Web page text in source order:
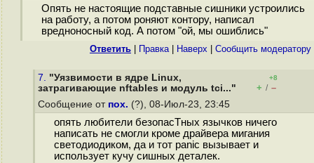
Опять не настоящие подставные сишники устроились
на работу, а потом роняют контору, написал
вредноносный код. А потом "ой, мы ошиблись"
Ответить Правка| Наверх Cообщить модератору
7. "Уязвимости в ядре Linux,
затрагивающие nftables и модуль tci..."
+8
+ / –
Сообщение от пох. (?), 08-Июл-23, 23:45
опять любители безопасТных язычков ничего
написать не смогли кроме драйвера мигания
светодиодиком, да и тот panic вызывает и
использует кучу сишных деталек.